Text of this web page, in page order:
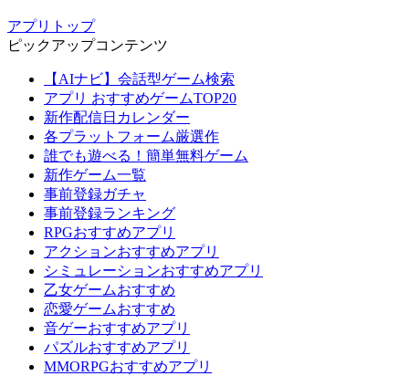
アプリトップ
ピックアップコンテンツ
【AIナビ】会話型ゲーム検索
アプリ おすすめゲームTOP20
新作配信日カレンダー
各プラットフォーム厳選作
誰でも遊べる！簡単無料ゲーム
新作ゲーム一覧
事前登録ガチャ
事前登録ランキング
RPGおすすめアプリ
アクションおすすめアプリ
シミュレーションおすすめアプリ
乙女ゲームおすすめ
恋愛ゲームおすすめ
音ゲーおすすめアプリ
パズルおすすめアプリ
MMORPGおすすめアプリ